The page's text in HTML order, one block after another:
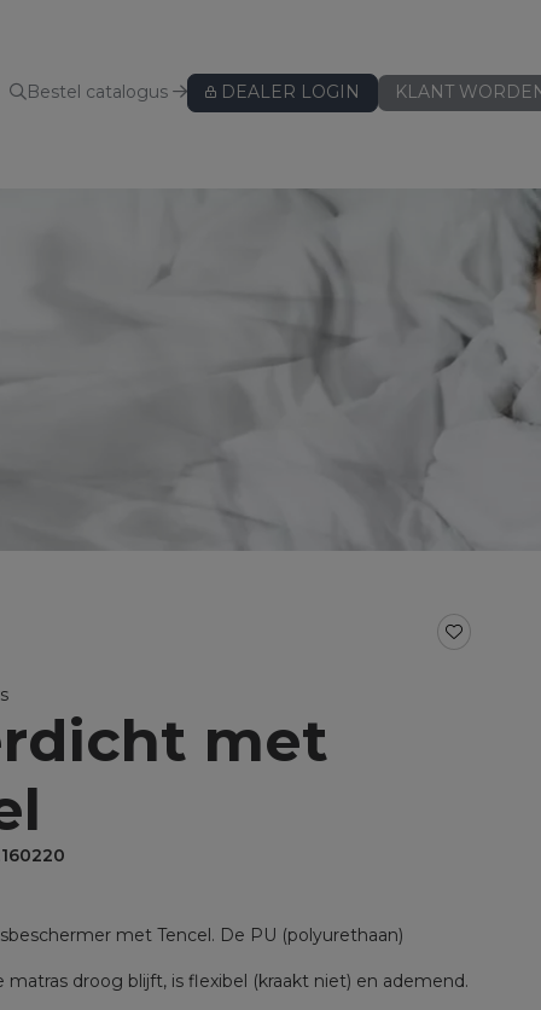
Bestel catalogus DEALER LOGIN KLANT
voor split
voor topper
Hoeslakens - speciaal voor topper
Werkdoekjes
met
met Tencel. De PU (polyurethaan)
droog blijft, is flexibel (kraakt niet) en ademend.